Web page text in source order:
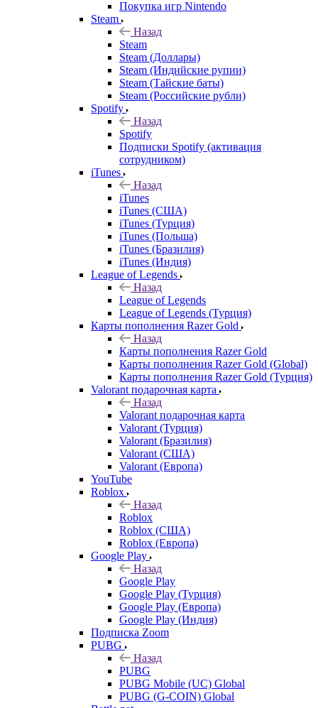
Покупка игр Nintendo
Steam
Назад
Steam
Steam (Доллары)
Steam (Индийские рупии)
Steam (Тайские баты)
Steam (Российские рубли)
Spotify
Назад
Spotify
Подписки Spotify (активация
сотрудником)
iTunes
Назад
iTunes
iTunes (США)
iTunes (Турция)
iTunes (Польша)
iTunes (Бразилия)
iTunes (Индия)
League of Legends
Назад
League of Legends
League of Legends (Турция)
Карты пополнения Razer Gold
Назад
Карты пополнения Razer Gold
Карты пополнения Razer Gold (Global)
Карты пополнения Razer Gold (Турция)
Valorant подарочная карта
Назад
Valorant подарочная карта
Valorant (Турция)
Valorant (Бразилия)
Valorant (США)
Valorant (Европа)
YouTube
Roblox
Назад
Roblox
Roblox (США)
Roblox (Европа)
Google Play
Назад
Google Play
Google Play (Турция)
Google Play (Европа)
Google Play (Индия)
Подписка Zoom
PUBG
Назад
PUBG
PUBG Mobile (UC) Global
PUBG (G-COIN) Global